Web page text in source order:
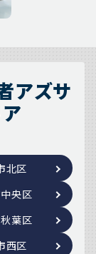
アズサ
北区
央区
葉区
西区